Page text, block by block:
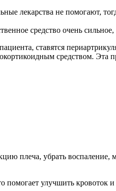
лекарства не помогают,
средство очень
ставятся
средством. Эта
плеча, убрать
улучшить кровоток